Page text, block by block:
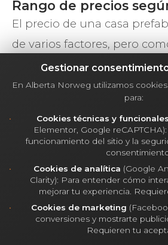
Rango de precios
El precio de una casa
de varios factores, pero
general podemos
rangos:
Casas de 60 a 80 m²:
120.000 €, ideales como
compacta o segunda
Casas de 80 a 120 m²:
160.000 €, perfectas para
necesitan espacio sin
Gestionar
En Alberta Norweg utilizamos
para:
Cookies técnicas y funcionales
Elementor, Google
funcionamiento del sitio y la
Cookies de analítica (Google
Clarity): Para entender cómo
mejorar tu experiencia.
Cookies de marketing
conversiones y mostrarte
Requieren tu